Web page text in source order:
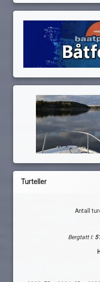
Turteller
Antall
Bergtatt I: